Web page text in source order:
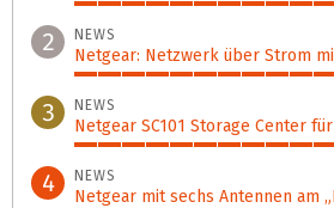
100%
2 NEWS
Netgear: Netzwerk über Strom
95%
3 NEWS
Netgear SC101 Storage Center
89%
4 NEWS
Netgear mit sechs Antennen am